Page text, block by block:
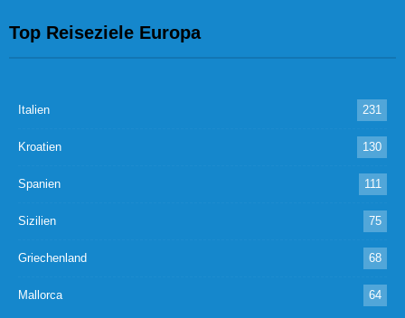
Top Reiseziele Europa
Italien 231
Kroatien 130
Spanien 111
Sizilien 75
Griechenland 68
Mallorca 64